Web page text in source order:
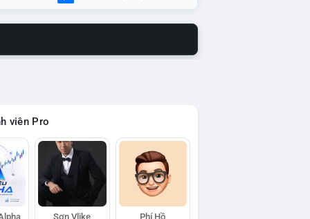
viên Pro
Sơn Vlike Phí Hồ